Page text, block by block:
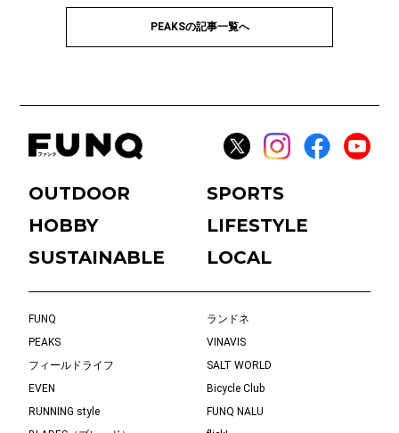
PEAKSの記事一覧へ
OUTDOOR
SPORTS
HOBBY
LIFESTYLE
SUSTAINABLE
LOCAL
FUNQ
ランドネ
PEAKS
VINAVIS
フィールドライフ
SALT WORLD
EVEN
Bicycle Club
RUNNING style
FUNQ NALU